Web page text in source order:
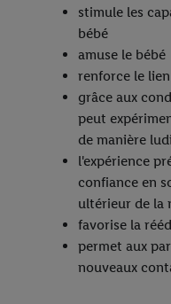
stimule les
bébé
amuse le bébé
renforce le
grâce aux
peut
de manière
l'expérience
confiance en
ultérieur de la
favorise la
permet aux
nouveaux